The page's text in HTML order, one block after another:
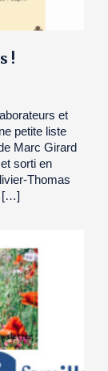
!
et
petite liste
Marc Girard
sorti en
Thomas
[…]